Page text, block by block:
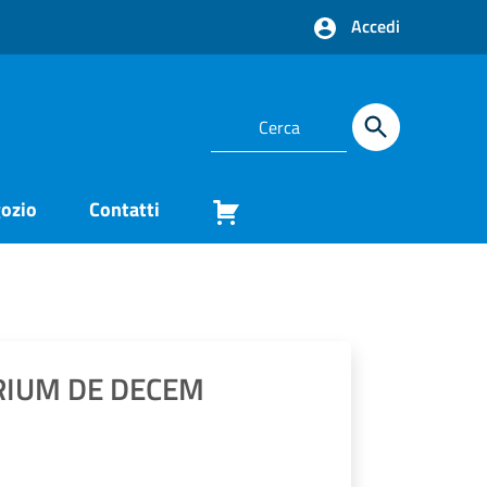
Accedi
Contatti
DE DECEM